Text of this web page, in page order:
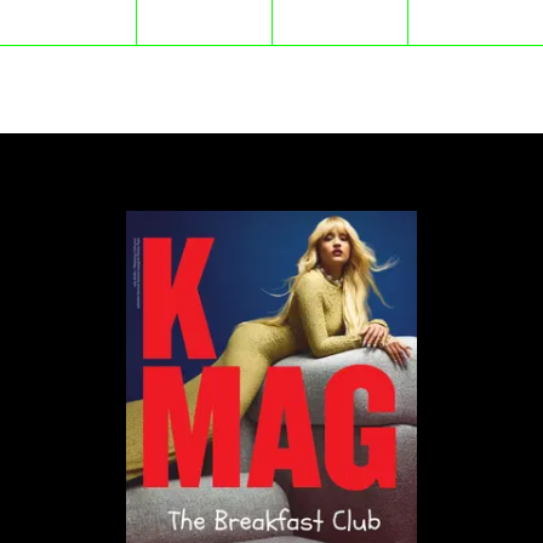
pożaru (27%) czy godziny pracy (14%). Mowa jest
organizacje, do których trafia odzież.
Raport Public Eye
W ubiegłym roku szwajcarskie stowarzyszenie
Public Eye, odwiedziło 17 fabryk zaopatrujących
Shein. Badacze przeprowadzili ankiety w 6 z nich.
Uzyskane dane pokazały, że część zatrudnionych
pracowała nawet 75 godzin tygodniowo, mając
jeden wolny dzień w miesiącu. Ponadto, Public Eye